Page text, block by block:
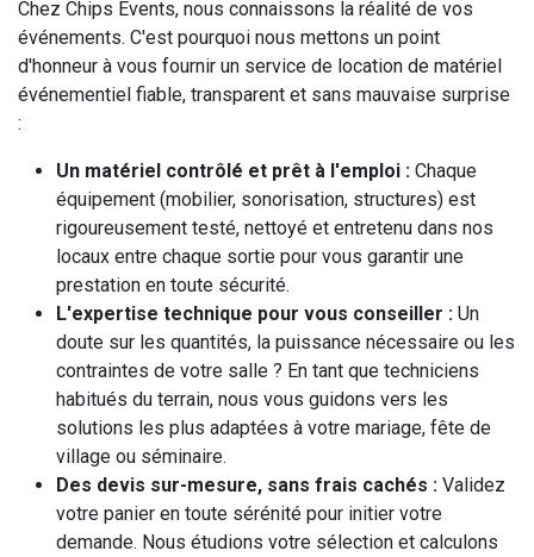
Chez Chips Events, nous connaissons la réalité de vos
événements. C'est pourquoi nous mettons un point
d'honneur à vous fournir un service de location de matériel
événementiel fiable, transparent et sans mauvaise surprise
:
Un matériel contrôlé et prêt à l'emploi : Chaque
équipement (mobilier, sonorisation, structures) est
rigoureusement testé, nettoyé et entretenu dans nos
locaux entre chaque sortie pour vous garantir une
prestation en toute sécurité.
L'expertise technique pour vous conseiller : Un
doute sur les quantités, la puissance nécessaire ou les
contraintes de votre salle ? En tant que techniciens
habitués du terrain, nous vous guidons vers les
solutions les plus adaptées à votre mariage, fête de
village ou séminaire.
Des devis sur-mesure, sans frais cachés : Validez
votre panier en toute sérénité pour initier votre
demande. Nous étudions votre sélection et calculons